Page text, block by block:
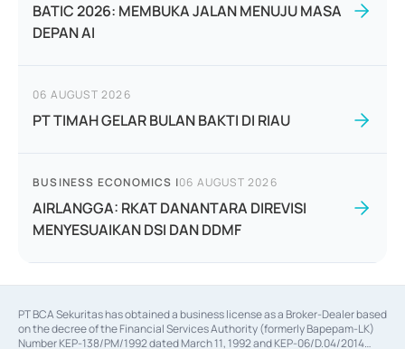
BATIC 2026: MEMBUKA JALAN MENUJU MASA
DEPAN AI
06 AUGUST 2026
PT TIMAH GELAR BULAN BAKTI DI RIAU
BUSINESS ECONOMICS |06 AUGUST 2026
AIRLANGGA: RKAT DANANTARA DIREVISI
MENYESUAIKAN DSI DAN DDMF
PT BCA Sekuritas has obtained a business license as a Broker-Dealer based
on the decree of the Financial Services Authority (formerly Bapepam-LK)
Number KEP-138/PM/1992 dated March 11, 1992 and KEP-06/D.04/2014